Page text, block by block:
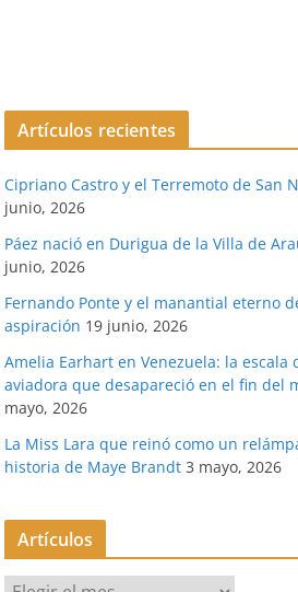
Artículos recientes
Cipriano Castro y el Terremoto de San
junio, 2026
Páez nació en Durigua de la Villa de
junio, 2026
Fernando Ponte y el manantial eterno
aspiración 19 junio, 2026
Amelia Earhart en Venezuela: la escala
aviadora que desapareció en el fin del
mayo, 2026
La Miss Lara que reinó como un
historia de Maye Brandt 3 mayo, 2026
Artículos